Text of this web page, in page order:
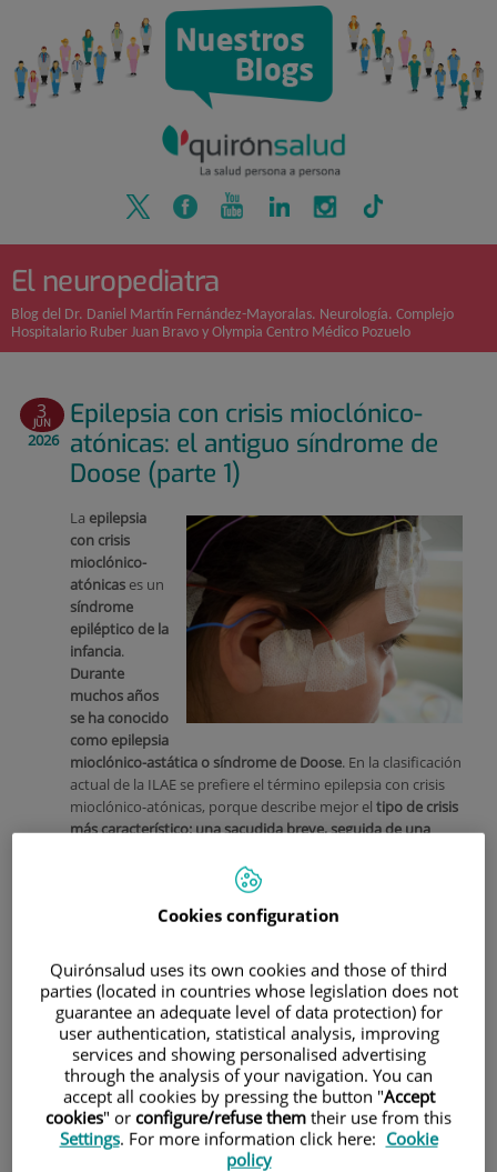
El neuropediatra
Blog del Dr. Daniel Martín Fernández-Mayoralas. Neurología. Complejo
Hospitalario Ruber Juan Bravo y Olympia Centro Médico Pozuelo
3
JUN
2026
Epilepsia con crisis mioclónico-
atónicas: el antiguo síndrome de
Doose (parte 1)
La epilepsia
con crisis
mioclónico-
atónicas es un
síndrome
epiléptico de la
infancia.
Durante
muchos años
se ha conocido
como epilepsia
mioclónico-astática o síndrome de Doose. En la clasificación
actual de la ILAE se prefiere el término epilepsia con crisis
mioclónico-atónicas, porque describe mejor el tipo de crisis
más característico: una sacudida breve, seguida de una
síndrome poco frecuente
llamativa, con muchas crisis en poco tiempo
puede confundirse con otros síndromes epilépticos de la
infancia, como elsíndrome de Lennox-Gastaut, elsíndrome
de Dravet , algunasepilepsias genéticas o metabólicas ,y
otros cuadros con caídas bruscas .
El objetivo de esta entrada es explicar, de forma
comprensible para familias, qué es este síndrome, cómo se
reconoce, qué papel tienen el EEG, la resonancia y la
genética, y qué sabemos hoy sobre su evolución.
Cookies configuration
Quirónsalud uses its own cookies and those of third
parties (located in countries whose legislation does not
guarantee an adequate level of data protection) for
user authentication, statistical analysis, improving
services and showing personalised advertising
through the analysis of your navigation. You can
accept all cookies by pressing the button "Accept
cookies" or configure/refuse them their use from this
Settings. For more information click here: Cookie
policy